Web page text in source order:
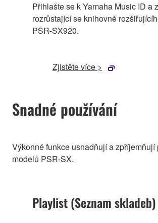
Přihlašte se k Yamaha Music ID a
rozrůstající se knihovně
PSR-SX920.
Zjistěte více >
Snadné používání
Výkonné funkce usnadňují a zpříjemňují
modelů PSR-SX.
Playlist (Seznam skladeb)